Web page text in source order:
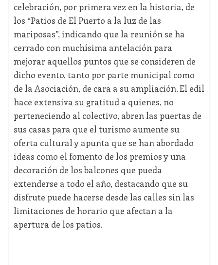
celebración, por primera vez en la historia, de
los “Patios de El Puerto a la luz de las
mariposas”, indicando que la reunión se ha
cerrado con muchísima antelación para
mejorar aquellos puntos que se consideren de
dicho evento, tanto por parte municipal como
de la Asociación, de cara a su ampliación. El edil
hace extensiva su gratitud a quienes, no
perteneciendo al colectivo, abren las puertas de
sus casas para que el turismo aumente su
oferta cultural y apunta que se han abordado
ideas como el fomento de los premios y una
decoración de los balcones que pueda
extenderse a todo el año, destacando que su
disfrute puede hacerse desde las calles sin las
limitaciones de horario que afectan a la
apertura de los patios.